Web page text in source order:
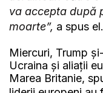
va accepta după
moarte”, a spus el.
Miercuri, Trump
Ucraina și aliații
Marea Britanie,